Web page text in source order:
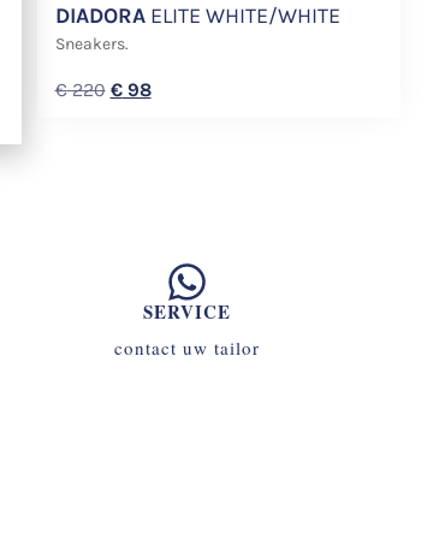
DIADORAELITE WHITE/WHITE
Sneakers.
€220 €98
SERVICE
contact uw tailor